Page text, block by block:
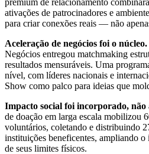
ativações de patrocinadores e
para criar conexões reais — não
Aceleração de negócios foi o núcleo.
Negócios entregou matchmaking
resultados mensuráveis. Uma
nível, com líderes nacionais e
Show como palco para ideias que
Impacto social foi incorporado, não
de doação em larga escala mobilizou
voluntários, coletando e distribuindo
instituições beneficentes, ampliando
de seus limites físicos.